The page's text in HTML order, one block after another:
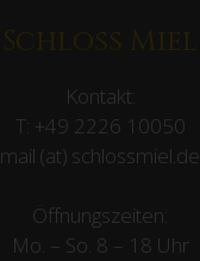
Schloss Miel
Kontakt:
T: +49 2226 10050
mail (at) schlossmiel.de
Öffnungszeiten:
Mo. – So. 8 – 18 Uhr